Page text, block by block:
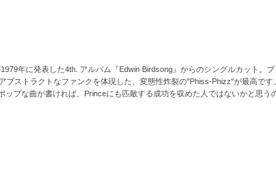
年に発表した4th. アルバム『Edwin Birdsong』からのシングルカット。
ストラクトなファンクを体現した、変態性炸裂の"Phiss-Phizz"が最高で
プな曲が書ければ、Princeにも匹敵する成功を収めた人ではないかと思う